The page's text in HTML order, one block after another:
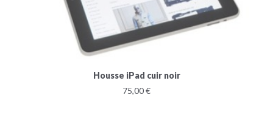
Housse iPad cuir noir
75,00 €